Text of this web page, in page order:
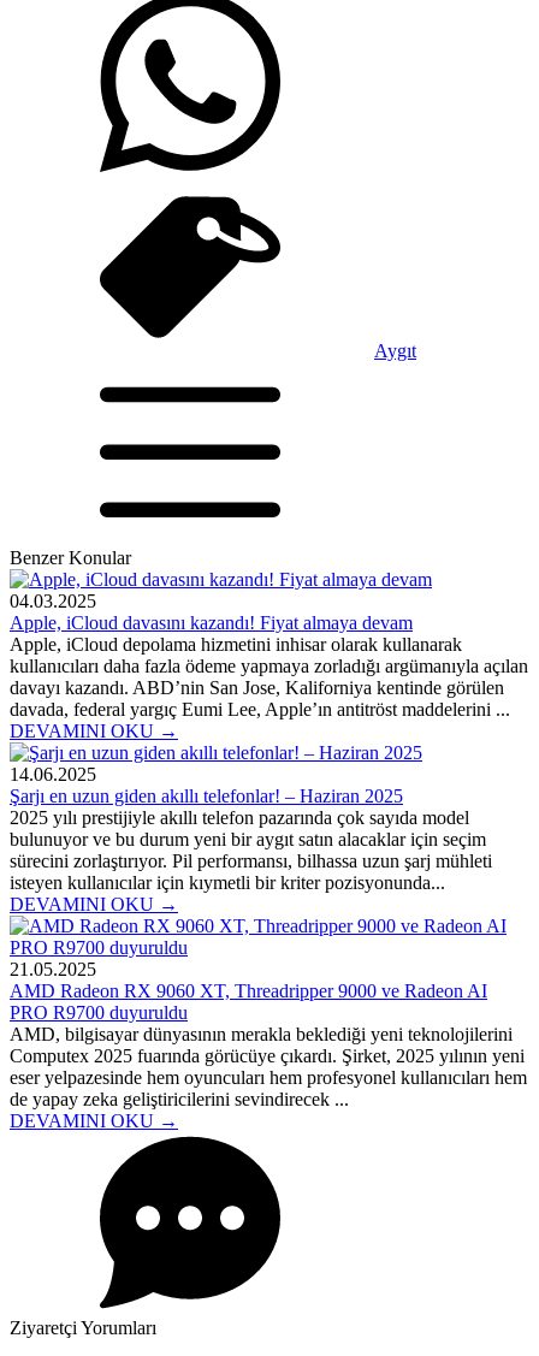
Aygıt
Benzer Konular
04.03.2025
Apple, iCloud davasını kazandı! Fiyat almaya devam
Apple, iCloud depolama hizmetini inhisar olarak kullanarak
kullanıcıları daha fazla ödeme yapmaya zorladığı argümanıyla açılan
davayı kazandı. ABD’nin San Jose, Kaliforniya kentinde görülen
davada, federal yargıç Eumi Lee, Apple’ın antitröst maddelerini ...
DEVAMINI OKU →
14.06.2025
Şarjı en uzun giden akıllı telefonlar! – Haziran 2025
2025 yılı prestijiyle akıllı telefon pazarında çok sayıda model
bulunuyor ve bu durum yeni bir aygıt satın alacaklar için seçim
sürecini zorlaştırıyor. Pil performansı, bilhassa uzun şarj mühleti
isteyen kullanıcılar için kıymetli bir kriter pozisyonunda...
DEVAMINI OKU →
21.05.2025
AMD Radeon RX 9060 XT, Threadripper 9000 ve Radeon AI
PRO R9700 duyuruldu
AMD, bilgisayar dünyasının merakla beklediği yeni teknolojilerini
Computex 2025 fuarında görücüye çıkardı. Şirket, 2025 yılının yeni
eser yelpazesinde hem oyuncuları hem profesyonel kullanıcıları hem
de yapay zeka geliştiricilerini sevindirecek ...
DEVAMINI OKU →
Ziyaretçi Yorumları